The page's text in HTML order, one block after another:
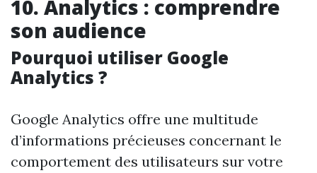
10. Analytics : comprendre
son audience
Pourquoi utiliser Google
Analytics ?
Google Analytics offre une multitude
d’informations précieuses concernant le
comportement des utilisateurs sur votre